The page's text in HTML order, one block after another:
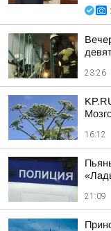
23:26
16:12
21:09